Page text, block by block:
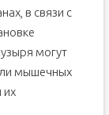
в связи с
могут
мышечных
их